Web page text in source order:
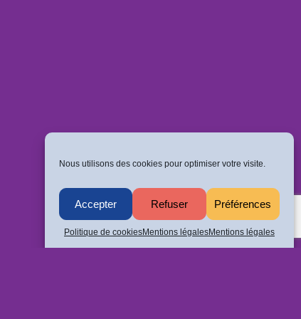
Nous utilisons des cookies pour optimiser votre visite.
Accepter Refuser Préférences
Politique de cookiesMentions légalesMentions légales